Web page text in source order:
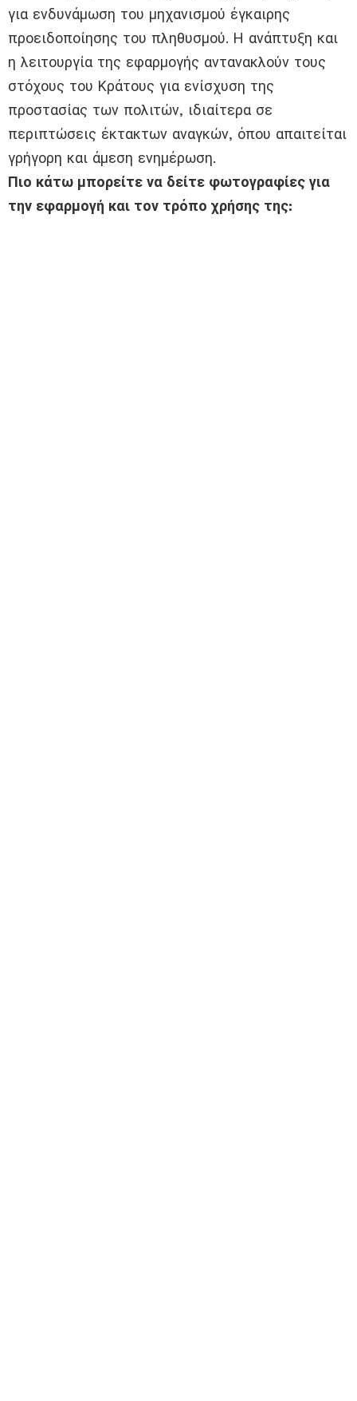
για ενδυνάμωση του μηχανισμού έγκαιρης
προειδοποίησης του πληθυσμού. Η ανάπτυξη και
η λειτουργία της εφαρμογής αντανακλούν τους
στόχους του Κράτους για ενίσχυση της
προστασίας των πολιτών, ιδιαίτερα σε
περιπτώσεις έκτακτων αναγκών, όπου απαιτείται
γρήγορη και άμεση ενημέρωση.
Πιο κάτω μπορείτε να δείτε φωτογραφίες για
την εφαρμογή και τον τρόπο χρήσης της: